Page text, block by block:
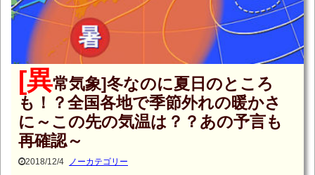
[異常気象]冬なのに夏日のところ
も！？全国各地で季節外れの暖かさ
に～この先の気温は？？あの予言も
再確認～
2018/12/4 ノーカテゴリー